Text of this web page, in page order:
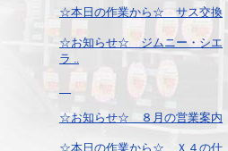
☆本日の作業から☆ サス交換
☆お知らせ☆ ジムニー・シエ
ラ ..
☆お知らせ☆ ８月の営業案内
☆本日の作業から☆ Ｘ４の仕